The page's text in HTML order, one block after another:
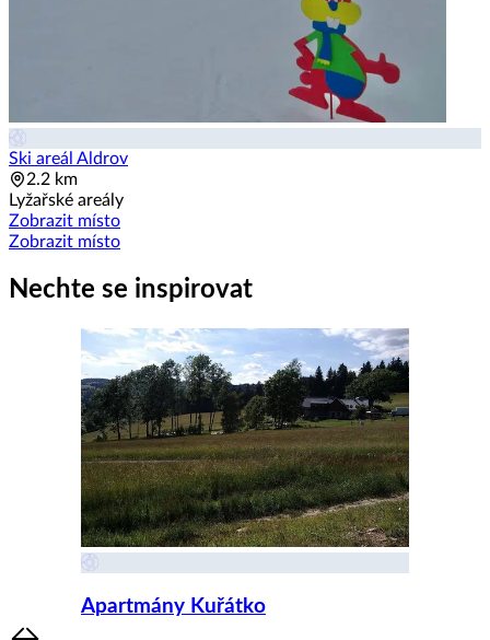
Ski areál Aldrov
2.2 km
Lyžařské areály
Zobrazit místo
Zobrazit místo
Nechte se inspirovat
Apartmány Kuřátko